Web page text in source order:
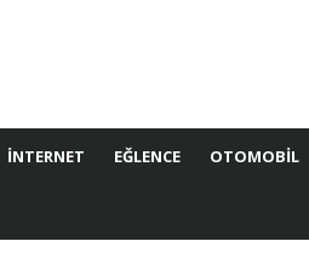
İNTERNET EĞLENCE OTOMOBIL